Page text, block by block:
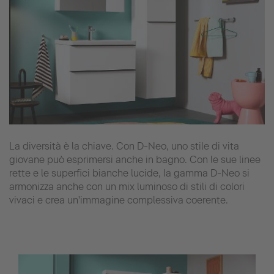
La diversità è la chiave. Con D-Neo, uno stile di vita
giovane può esprimersi anche in bagno. Con le sue linee
rette e le superfici bianche lucide, la gamma D-Neo si
armonizza anche con un mix luminoso di stili di colori
vivaci e crea un'immagine complessiva coerente.